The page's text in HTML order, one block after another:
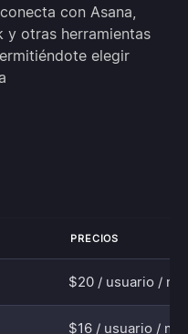
con Asana,
y otras herramientas
elegir
PRECIOS
$20 / usuario /
$16 / usuario /